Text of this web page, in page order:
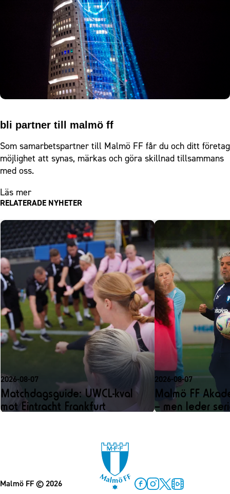
bli partner till malmö ff
Som samarbetspartner till Malmö FF får du och ditt företag
möjlighet att synas, märkas och göra skillnad tillsammans
med oss.
Läs mer
RELATERADE NYHETER
2026-08-07
Matchdagsguide: UWCL-kval
mot Eintracht Frankfurt
2026-08-07
Malmö FF
– men leder
Malmö FF© 2026